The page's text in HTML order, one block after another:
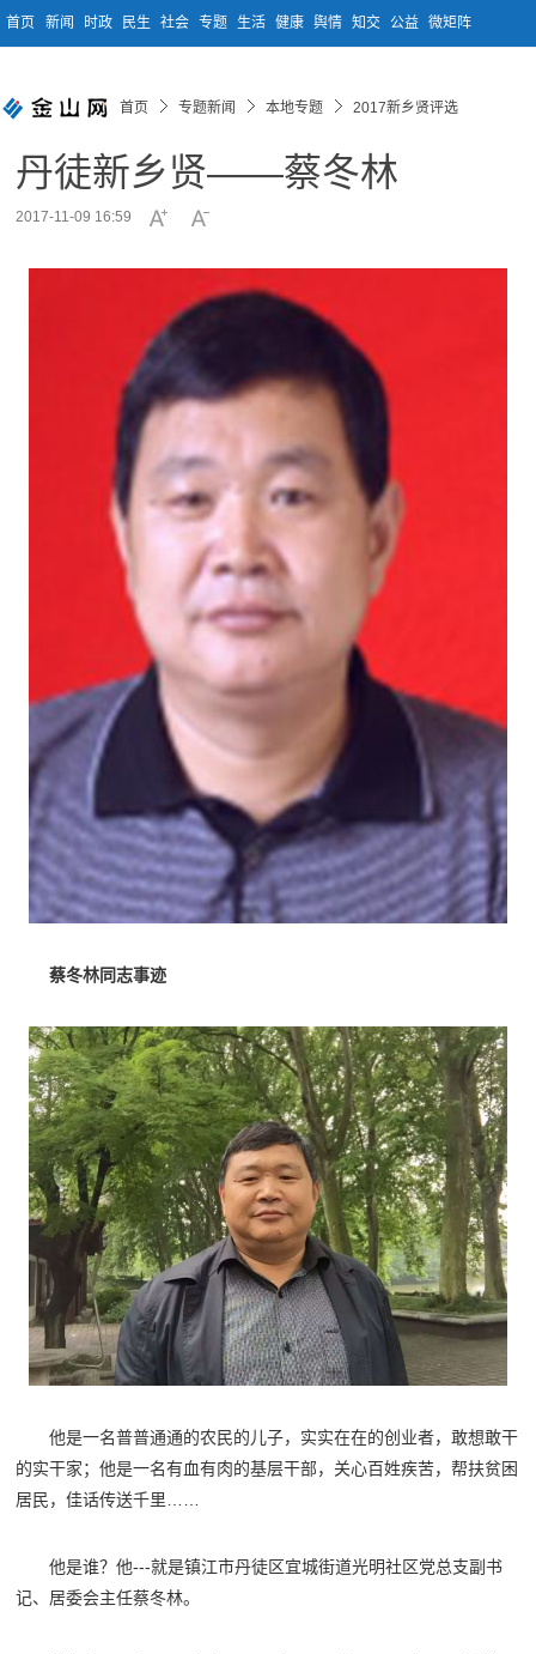
首页 新闻 时政 民生 社会 专题 生活 健康 舆情 知交 公益 微矩阵
首页 专题新闻 本地专题 2017新乡贤评选
丹徒新乡贤——蔡冬林
2017-11-09 16:59
蔡冬林同志事迹
他是一名普普通通的农民的儿子，实实在在的创业者，敢想敢干
的实干家；他是一名有血有肉的基层干部，关心百姓疾苦，帮扶贫困
居民，佳话传送千里……
他是谁？他---就是镇江市丹徒区宜城街道光明社区党总支副书
记、居委会主任蔡冬林。